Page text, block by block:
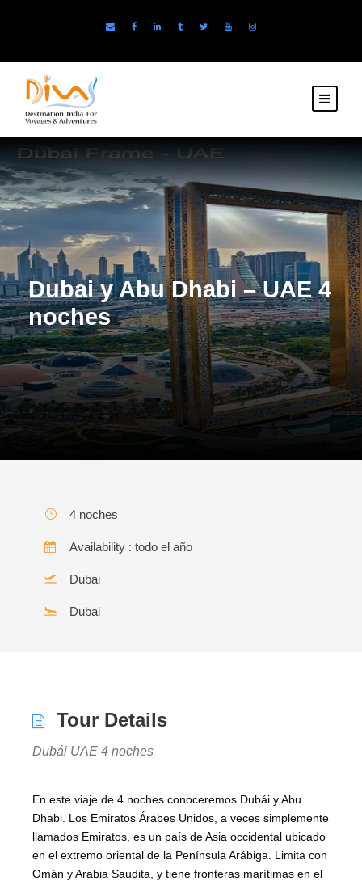
Dubai y Abu Dhabi – UAE 4
noches
4 noches
Availability : todo el año
Dubai
Dubai
Tour Details
Dubái UAE 4 noches
En este viaje de 4 noches conoceremos Dubái y Abu
Dhabi. Los Emiratos Árabes Unidos, a veces simplemente
llamados Emiratos, es un país de Asia occidental ubicado
en el extremo oriental de la Península Arábiga. Limita con
Omán y Arabia Saudita, y tiene fronteras marítimas en el